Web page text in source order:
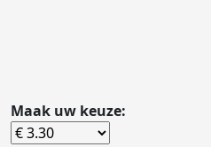
Maak uw keuze: